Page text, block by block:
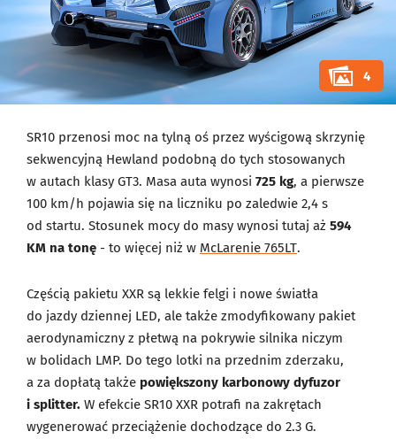
4
SR10 przenosi moc na tylną oś przez wyścigową skrzynię
sekwencyjną Hewland podobną do tych stosowanych
w autach klasy GT3. Masa auta wynosi 725 kg, a pierwsze
100 km/h pojawia się na liczniku po zaledwie 2,4 s
od startu. Stosunek mocy do masy wynosi tutaj aż 594
KM na tonę - to więcej niż w McLarenie 765LT.
Częścią pakietu XXR są lekkie felgi i nowe światła
do jazdy dziennej LED, ale także zmodyfikowany pakiet
aerodynamiczny z płetwą na pokrywie silnika niczym
w bolidach LMP. Do tego lotki na przednim zderzaku,
a za dopłatą także powiększony karbonowy dyfuzor
i splitter. W efekcie SR10 XXR potrafi na zakrętach
wygenerować przeciążenie dochodzące do 2.3 G.